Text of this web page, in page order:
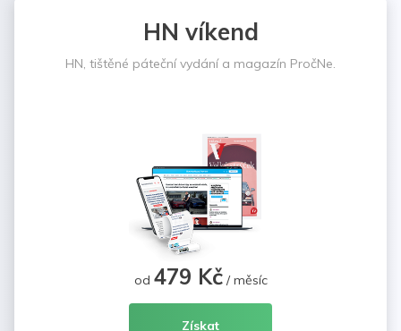
HN víkend
HN, tištěné páteční vydání a magazín PročNe.
od 479 Kč/ měsíc
Získat